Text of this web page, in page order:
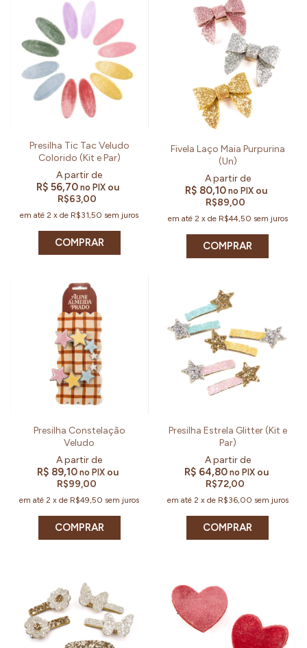
Presilha Tic Tac Veludo
Colorido (Kit e Par)
R$ 56,70 no PIX ou
R$63,00
em até2 xde R$31,50 sem juros
COMPRAR
Fivela Laço Maia Purpurina
(Un)
R$ 80,10 no PIX ou
R$89,00
em até 2 x de R$44,50 sem juros
COMPRAR
Presilha Constelação
Veludo
R$ 89,10 no PIX ou
R$99,00
em até2 xde R$49,50 sem juros
COMPRAR
Presilha Estrela Glitter (Kit e
Par)
R$ 64,80no PIX ou
R$72,00
em até 2 x de R$36,00 sem juros
COMPRAR